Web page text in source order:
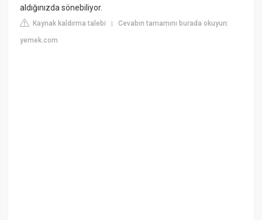
aldığınızda sönebiliyor.
Kaynak kaldırma talebi |Cevabın tamamını burada okuyun:
yemek.com